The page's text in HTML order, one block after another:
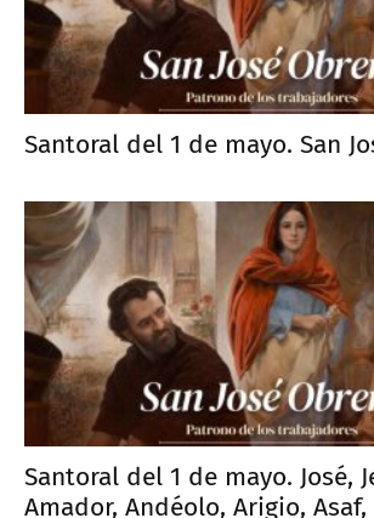
Santoral del 1 de mayo. San
Santoral del 1 de mayo. José,
Amador, Andéolo, Arigio,